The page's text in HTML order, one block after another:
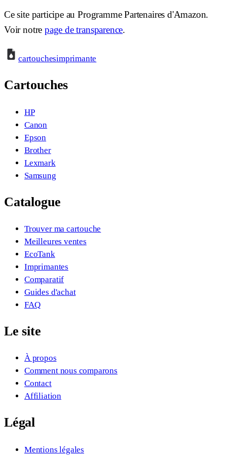
Ce site participe au Programme Partenaires d'Amazon.
Voir notre page de transparence.
cartouchesimprimante
Cartouches
HP
Canon
Epson
Brother
Lexmark
Samsung
Catalogue
Trouver ma cartouche
Meilleures ventes
EcoTank
Imprimantes
Comparatif
Guides d'achat
FAQ
Le site
À propos
Comment nous comparons
Contact
Affiliation
Légal
Mentions légales